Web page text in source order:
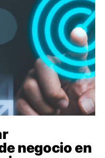
negocio en